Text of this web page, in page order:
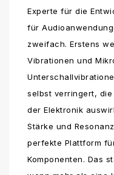
Experte für die
für
zweifach. Erstens
Vibrationen und
selbst verringert,
der Elektronik
Stärke und
perfekte Plattform
Komponenten. Das